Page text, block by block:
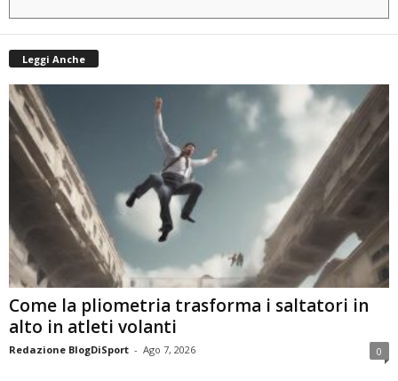
Leggi Anche
Come la pliometria trasforma i saltatori in
alto in atleti volanti
Redazione BlogDiSport - Ago 7, 2026 0